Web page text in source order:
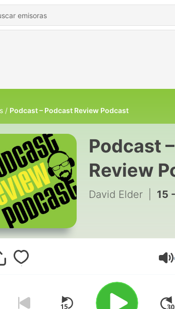
Podcast – Podcast Review Podcast
Podcast
Review
David Elder 15 -